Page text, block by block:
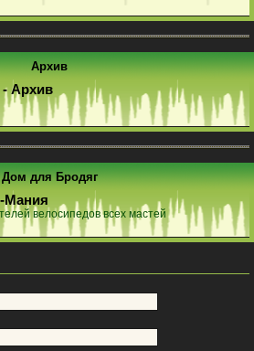
Архив
Архив
Дом для Бродяг
Мания
велосипедов всех мастей